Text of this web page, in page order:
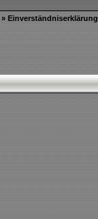
» Einverständniserklärung